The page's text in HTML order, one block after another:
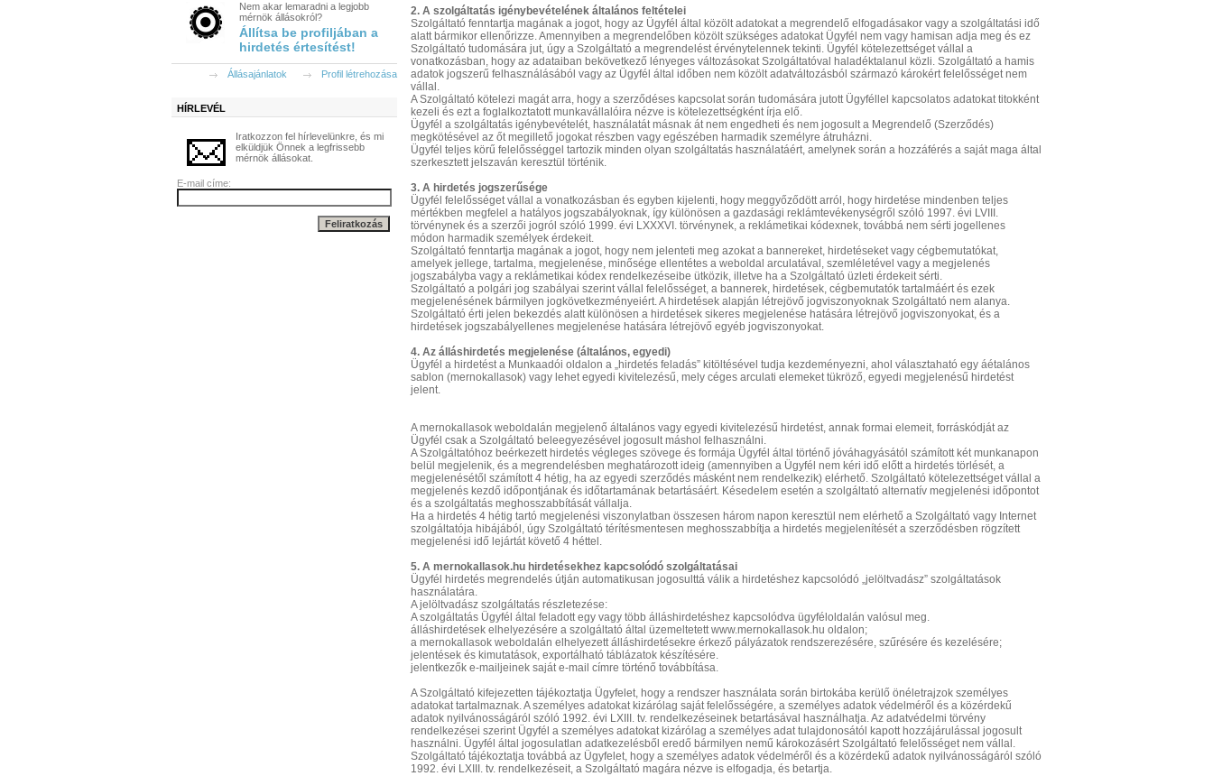
Nem akar lemaradni a legjobb
mérnök állásokról?
Állítsa be profiljában a
hirdetés értesítést!
Állásajánlatok Profil létrehozása
HÍRLEVÉL
Iratkozzon fel hírlevelünkre, és mi
elküldjük Önnek a legfrissebb
mérnök állásokat.
E-mail címe:
2. A szolgáltatás igénybevételének általános feltételei
Szolgáltató fenntartja magának a jogot, hogy az Ügyfél által közölt adatokat a megrendelő elfogadásakor vagy a szolgáltatási idő
alatt bármikor ellenőrizze. Amennyiben a megrendelőben közölt szükséges adatokat Ügyfél nem vagy hamisan adja meg és ez
Szolgáltató tudomására jut, úgy a Szolgáltató a megrendelést érvénytelennek tekinti. Ügyfél kötelezettséget vállal a
vonatkozásban, hogy az adataiban bekövetkező lényeges változásokat Szolgáltatóval haladéktalanul közli. Szolgáltató a hamis
adatok jogszerű felhasználásából vagy az Ügyfél által időben nem közölt adatváltozásból származó károkért felelősséget nem
vállal.
A Szolgáltató kötelezi magát arra, hogy a szerződéses kapcsolat során tudomására jutott Ügyféllel kapcsolatos adatokat titokként
kezeli és ezt a foglalkoztatott munkavállalóira nézve is kötelezettségként írja elő.
Ügyfél a szolgáltatás igénybevételét, használatát másnak át nem engedheti és nem jogosult a Megrendelő (Szerződés)
megkötésével az őt megillető jogokat részben vagy egészében harmadik személyre átruházni.
Ügyfél teljes körű felelősséggel tartozik minden olyan szolgáltatás használatáért, amelynek során a hozzáférés a saját maga által
szerkesztett jelszaván keresztül történik.
3. A hirdetés jogszerűsége
Ügyfél felelősséget vállal a vonatkozásban és egyben kijelenti, hogy meggyőződött arról, hogy hirdetése mindenben teljes
mértékben megfelel a hatályos jogszabályoknak, így különösen a gazdasági reklámtevékenységről szóló 1997. évi LVIII.
törvénynek és a szerzői jogról szóló 1999. évi LXXXVI. törvénynek, a reklámetikai kódexnek, továbbá nem sérti jogellenes
módon harmadik személyek érdekeit.
Szolgáltató fenntartja magának a jogot, hogy nem jelenteti meg azokat a bannereket, hirdetéseket vagy cégbemutatókat,
amelyek jellege, tartalma, megjelenése, minősége ellentétes a weboldal arculatával, szemléletével vagy a megjelenés
jogszabályba vagy a reklámetikai kódex rendelkezéseibe ütközik, illetve ha a Szolgáltató üzleti érdekeit sérti.
Szolgáltató a polgári jog szabályai szerint vállal felelősséget, a bannerek, hirdetések, cégbemutatók tartalmáért és ezek
megjelenésének bármilyen jogkövetkezményeiért. A hirdetések alapján létrejövő jogviszonyoknak Szolgáltató nem alanya.
Szolgáltató érti jelen bekezdés alatt különösen a hirdetések sikeres megjelenése hatására létrejövő jogviszonyokat, és a
hirdetések jogszabályellenes megjelenése hatására létrejövő egyéb jogviszonyokat.
4. Az álláshirdetés megjelenése (általános, egyedi)
Ügyfél a hirdetést a Munkaadói oldalon a „hirdetés feladás” kitöltésével tudja kezdeményezni, ahol választaható egy áétalános
sablon (mernokallasok) vagy lehet egyedi kivitelezésű, mely céges arculati elemeket tükröző, egyedi megjelenésű hirdetést
jelent.
A mernokallasok weboldalán megjelenő általános vagy egyedi kivitelezésű hirdetést, annak formai elemeit, forráskódját az
Ügyfél csak a Szolgáltató beleegyezésével jogosult máshol felhasználni.
A Szolgáltatóhoz beérkezett hirdetés végleges szövege és formája Ügyfél által történő jóváhagyásától számított két munkanapon
belül megjelenik, és a megrendelésben meghatározott ideig (amennyiben a Ügyfél nem kéri idő előtt a hirdetés törlését, a
megjelenésétől számított 4 hétig, ha az egyedi szerződés másként nem rendelkezik) elérhető. Szolgáltató kötelezettséget vállal a
megjelenés kezdő időpontjának és időtartamának betartásáért. Késedelem esetén a szolgáltató alternatív megjelenési időpontot
és a szolgáltatás meghosszabbítását vállalja.
Ha a hirdetés 4 hétig tartó megjelenési viszonylatban összesen három napon keresztül nem elérhető a Szolgáltató vagy Internet
szolgáltatója hibájából, úgy Szolgáltató térítésmentesen meghosszabbítja a hirdetés megjelenítését a szerződésben rögzített
megjelenési idő lejártát követő 4 héttel.
5. A mernokallasok.hu hirdetésekhez kapcsolódó szolgáltatásai
Ügyfél hirdetés megrendelés útján automatikusan jogosulttá válik a hirdetéshez kapcsolódó „jelöltvadász” szolgáltatások
használatára.
A jelöltvadász szolgáltatás részletezése:
A szolgáltatás Ügyfél által feladott egy vagy több álláshirdetéshez kapcsolódva ügyféloldalán valósul meg.
álláshirdetések elhelyezésére a szolgáltató által üzemeltetett www.mernokallasok.hu oldalon;
a mernokallasok weboldalán elhelyezett álláshirdetésekre érkező pályázatok rendszerezésére, szűrésére és kezelésére;
jelentések és kimutatások, exportálható táblázatok készítésére.
jelentkezők e-mailjeinek saját e-mail címre történő továbbítása.
A Szolgáltató kifejezetten tájékoztatja Ügyfelet, hogy a rendszer használata során birtokába kerülő önéletrajzok személyes
adatokat tartalmaznak. A személyes adatokat kizárólag saját felelősségére, a személyes adatok védelméről és a közérdekű
adatok nyilvánosságáról szóló 1992. évi LXIII. tv. rendelkezéseinek betartásával használhatja. Az adatvédelmi törvény
rendelkezései szerint Ügyfél a személyes adatokat kizárólag a személyes adat tulajdonosától kapott hozzájárulással jogosult
használni. Ügyfél által jogosulatlan adatkezelésből eredő bármilyen nemű károkozásért Szolgáltató felelősséget nem vállal.
Szolgáltató tájékoztatja továbbá az Ügyfelet, hogy a személyes adatok védelméről és a közérdekű adatok nyilvánosságáról szóló
1992. évi LXIII. tv. rendelkezéseit, a Szolgáltató magára nézve is elfogadja, és betartja.